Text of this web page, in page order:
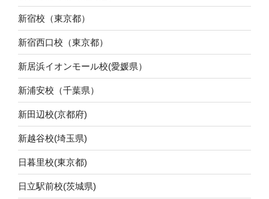
新宿校（東京都）
新宿西口校（東京都）
新居浜イオンモール校(愛媛県）
新浦安校（千葉県）
新田辺校(京都府)
新越谷校(埼玉県)
日暮里校(東京都)
日立駅前校(茨城県)